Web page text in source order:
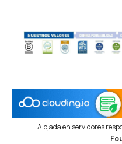
Alojada en servidores